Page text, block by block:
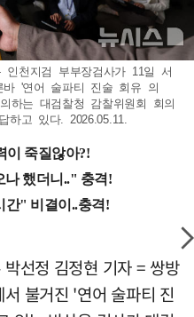
천지검 부부장검사가 11일 서
바 '연어 술파티 진술 회유 의
하는 대검찰청 감찰위원회 회의
고 있다. 2026.05.11.
선정 김정현 기자 = 쌍방
불거진 '연어 술파티 진